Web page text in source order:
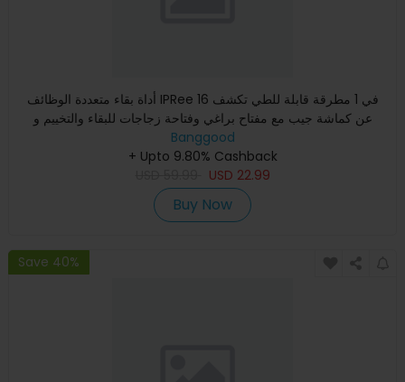
أداة بقاء متعددة الوظائف IPRee 16 في 1 مطرقة قابلة للطي تكشف
عن كماشة جيب مع مفتاح براغي وفتاحة زجاجات للبقاء والتخييم و
Banggood
+ Upto 9.80% Cashback
USD 22.99
Buy Now
Save 40%